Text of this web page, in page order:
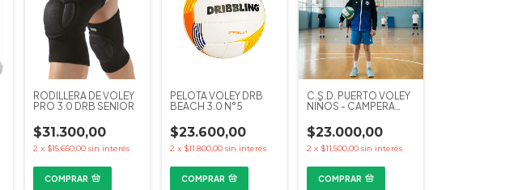
RODILLERA DE VOLEY
PRO 3.0 DRB SENIOR
$31.300,00
2 x $15.650,00 sin interés
COMPRAR
PELOTA VOLEY DRB
BEACH 3.0 N°5
$23.600,00
2 x $11.800,00 sin interés
COMPRAR
C.S.D. PUERTO VOLEY
NIÑOS - CAMPERA
CLUBES
$23.000,00
2 x $11.500,00 sin interés
COMPRAR